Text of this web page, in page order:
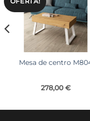
Mesa de centro
278,00€